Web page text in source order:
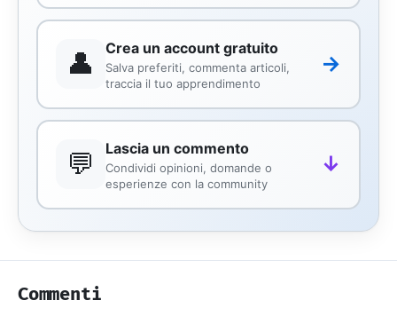
👤 Crea un account gratuito
Salva preferiti, commenta articoli,
traccia il tuo apprendimento
→
💬 Lascia un commento
Condividi opinioni, domande o
esperienze con la community
↓
Commenti